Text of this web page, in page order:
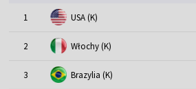
1 USA (K)
2 Włochy (K)
3 Brazylia (K)